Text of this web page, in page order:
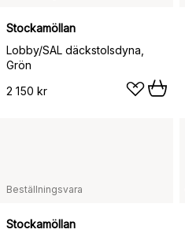
Stockamöllan
Lobby/SAL däckstolsdyna,
Grön
2 150 kr
Beställningsvara
Stockamöllan